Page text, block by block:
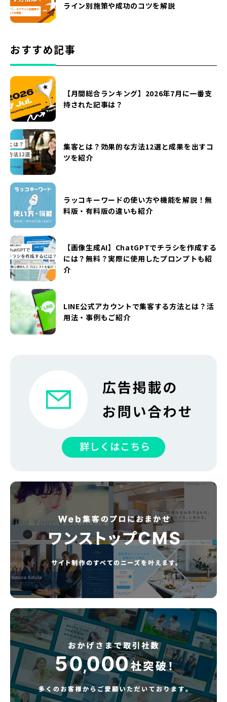
ライン別施策や成功のコツを解説
おすすめ記事
【月間総合ランキング】2026年7月に一番支
持された記事は？
集客とは？効果的な方法12選と成果を出すコ
ツを紹介
ラッコキーワードの使い方や機能を解説！無
料版・有料版の違いも紹介
【画像生成AI】ChatGPTでチラシを作成する
には？無料？実際に使用したプロンプトも紹
介
LINE公式アカウントで集客する方法とは？活
用法・事例もご紹介